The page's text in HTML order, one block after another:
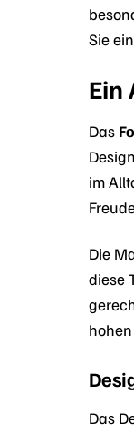
Sie
Ein
Das
im
Die
diese
Das